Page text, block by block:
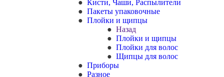
Кисти, Чаши, Распылители
Пакеты упаковочные
Плойки и щипцы
Назад
Плойки и щипцы
Плойки для волос
Щипцы для волос
Приборы
Разное